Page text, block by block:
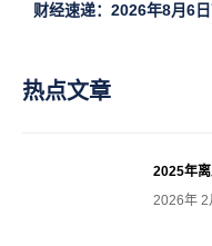
财经速递：2026年8月6
热点文章
2025年
2026年 2